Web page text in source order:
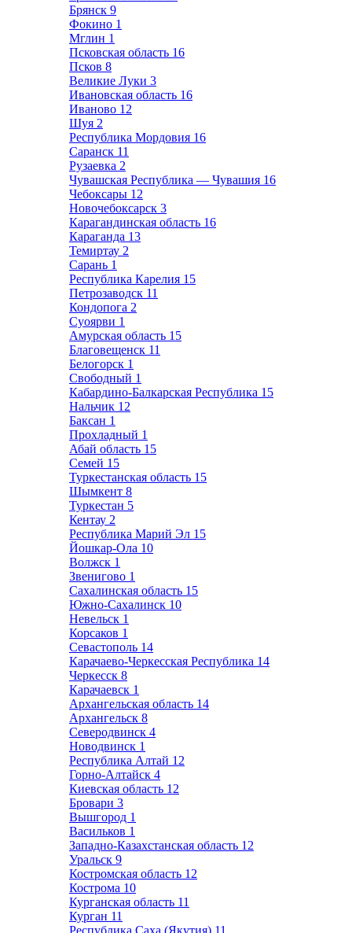
Брянск 9
Фокино 1
Мглин 1
Псковская область 16
Псков 8
Великие Луки 3
Ивановская область 16
Иваново 12
Шуя 2
Республика Мордовия 16
Саранск 11
Рузаевка 2
Чувашская Республика — Чувашия 16
Чебоксары 12
Новочебоксарск 3
Карагандинская область 16
Караганда 13
Темиртау 2
Сарань 1
Республика Карелия 15
Петрозаводск 11
Кондопога 2
Суоярви 1
Амурская область 15
Благовещенск 11
Белогорск 1
Свободный 1
Кабардино-Балкарская Республика 15
Нальчик 12
Баксан 1
Прохладный 1
Абай область 15
Семей 15
Туркестанская область 15
Шымкент 8
Туркестан 5
Кентау 2
Республика Марий Эл 15
Йошкар-Ола 10
Волжск 1
Звенигово 1
Сахалинская область 15
Южно-Сахалинск 10
Невельск 1
Корсаков 1
Севастополь 14
Карачаево-Черкесская Республика 14
Черкесск 8
Карачаевск 1
Архангельская область 14
Архангельск 8
Северодвинск 4
Новодвинск 1
Республика Алтай 12
Горно-Алтайск 4
Киевская область 12
Бровари 3
Вышгород 1
Васильков 1
Западно-Казахстанская область 12
Уральск 9
Костромская область 12
Кострома 10
Курганская область 11
Курган 11
Республика Саха (Якутия) 11